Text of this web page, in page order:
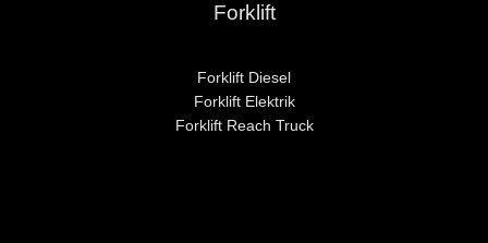
Forklift
Forklift Diesel
Forklift Elektrik
Forklift Reach Truck